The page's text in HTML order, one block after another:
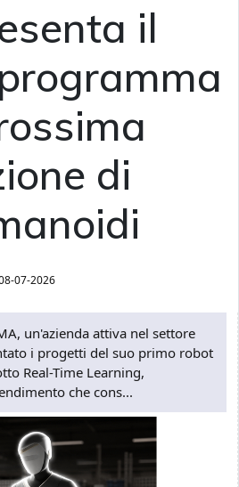
il
di
07-2026
un'azienda attiva nel settore
i progetti del suo primo robot
Real-Time Learning,
che cons...